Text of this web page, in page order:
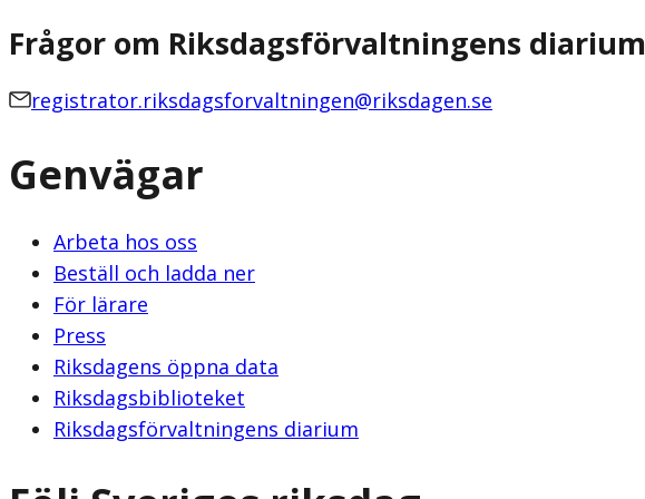
Frågor om Riksdagsförvaltningens diarium
registrator.riksdagsforvaltningen@riksdagen.se
Genvägar
Arbeta hos oss
Beställ och ladda ner
För lärare
Press
Riksdagens öppna data
Riksdagsbiblioteket
Riksdagsförvaltningens diarium